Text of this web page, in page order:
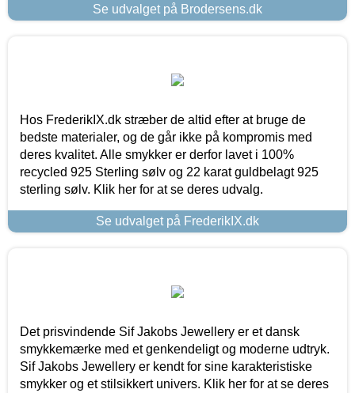
Se udvalget på Brodersens.dk
Hos FrederikIX.dk stræber de altid efter at bruge de
bedste materialer, og de går ikke på kompromis med
deres kvalitet. Alle smykker er derfor lavet i 100%
recycled 925 Sterling sølv og 22 karat guldbelagt 925
sterling sølv. Klik her for at se deres udvalg.
Se udvalget på FrederikIX.dk
Det prisvindende Sif Jakobs Jewellery er et dansk
smykkemærke med et genkendeligt og moderne udtryk.
Sif Jakobs Jewellery er kendt for sine karakteristiske
smykker og et stilsikkert univers. Klik her for at se deres